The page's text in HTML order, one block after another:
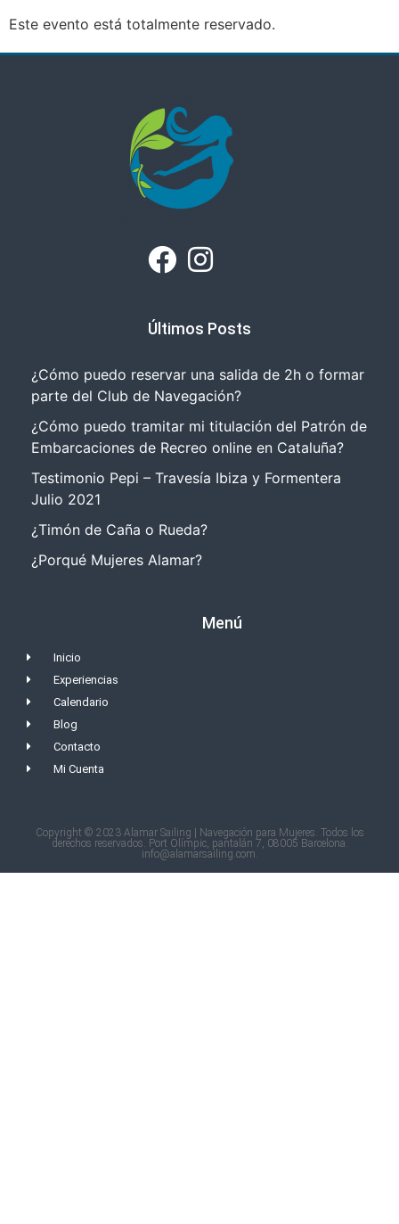
Este evento está totalmente reservado.
Últimos Posts
¿Cómo puedo reservar una salida de 2h o formar
parte del Club de Navegación?
¿Cómo puedo tramitar mi titulación del Patrón de
Embarcaciones de Recreo online en Cataluña?
Testimonio Pepi – Travesía Ibiza y Formentera
Julio 2021
¿Timón de Caña o Rueda?
¿Porqué Mujeres Alamar?
Menú
Inicio
Experiencias
Calendario
Blog
Contacto
Mi Cuenta
Copyright © 2023 Alamar Sailing | Navegación para Mujeres. Todos los
derechos reservados. Port Olímpic, pantalán 7, 08005 Barcelona.
info@alamarsailing.com.